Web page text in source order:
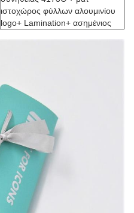
ιστοχώρος φύλλων αλουμινίου
logo+ Lamination+ ασημένιος